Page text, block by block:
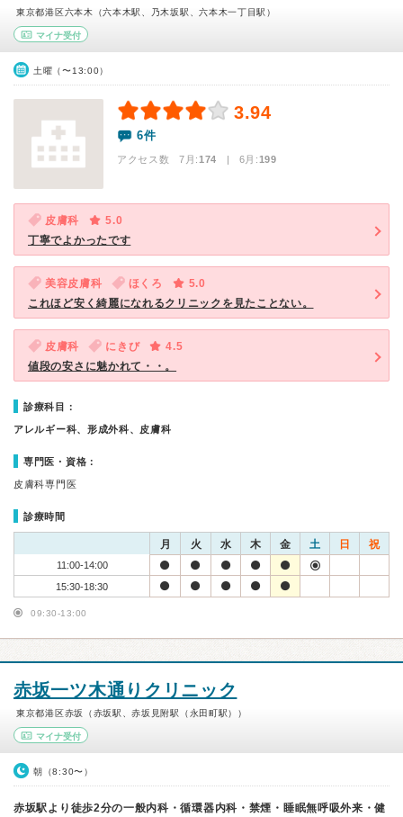
東京都港区六本木（六本木駅、乃木坂駅、六本木一丁目駅）
マイナ受付
土曜（〜13:00）
3.94
6件
アクセス数 7月:174 | 6月:199
皮膚科
5.0
丁寧でよかったです
美容皮膚科 ほくろ
5.0
これほど安く綺麗になれるクリニックを見たことない。
皮膚科 にきび
4.5
値段の安さに魅かれて・・。
診療科目：
アレルギー科、形成外科、皮膚科
専門医・資格：
皮膚科専門医
診療時間
月 火 水 木 金 土 日 祝
11:00-14:00
15:30-18:30
09:30-13:00
赤坂一ツ木通りクリニック
東京都港区赤坂（赤坂駅、赤坂見附駅（永田町駅））
マイナ受付
朝（8:30〜）
赤坂駅より徒歩2分の一般内科・循環器内科・禁煙・睡眠無呼吸外来・健